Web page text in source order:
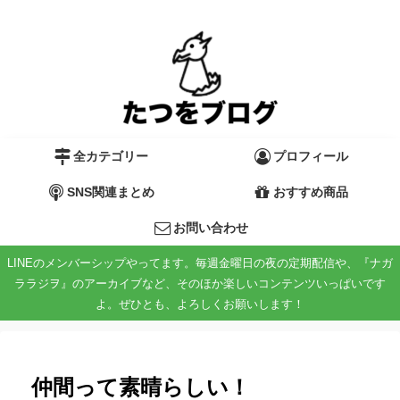
全カテゴリー プロフィール
SNS関連まとめ おすすめ商品
お問い合わせ
LINEのメンバーシップやってます。毎週金曜日の夜の定期配信や、『ナガ
ララジヲ』のアーカイブなど、そのほか楽しいコンテンツいっぱいです
よ。ぜひとも、よろしくお願いします！
仲間って素晴らしい！